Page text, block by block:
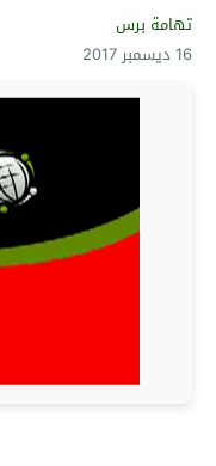
تهامة برس
16 ديسمبر 2017